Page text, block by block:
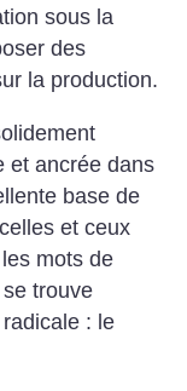
sous la
des
la production.
et ancrée dans
base de
et ceux
mots de
trouve
: le